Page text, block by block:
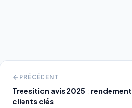
PRÉCÉDENT
Treesition avis 2025 :
clients clés